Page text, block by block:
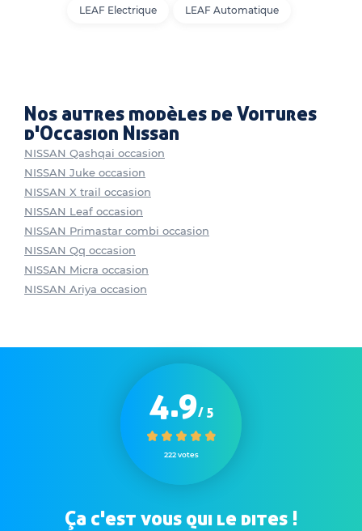
LEAF Electrique LEAF Automatique
Nos autres modèles de Voitures
d'Occasion Nissan
NISSAN Qashqai occasion
NISSAN Juke occasion
NISSAN X trail occasion
NISSAN Leaf occasion
NISSAN Primastar combi occasion
NISSAN Qq occasion
NISSAN Micra occasion
NISSAN Ariya occasion
4.9/ 5
222 votes
Ça c'est vous qui le dites !